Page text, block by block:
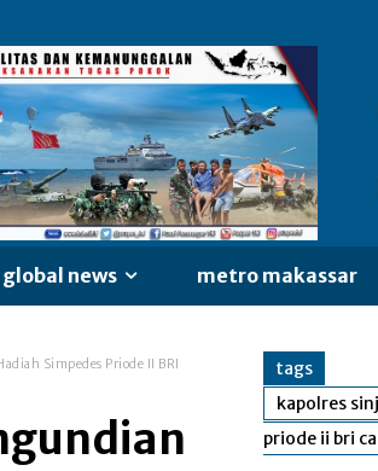
news metro makassar
Simpedes Priode II BRI
tags
kapolres
priode ii bri